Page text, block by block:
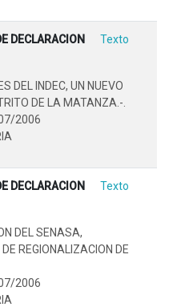
DECLARACION
Texto
DEL INDEC, UN NUEVO
DE LA MATANZA.-.
2006
DECLARACION
Texto
DEL SENASA,
REGIONALIZACION DE
2006